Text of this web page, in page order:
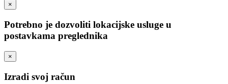
×
Potrebno je dozvoliti lokacijske usluge u
postavkama preglednika
×
Izradi svoj račun